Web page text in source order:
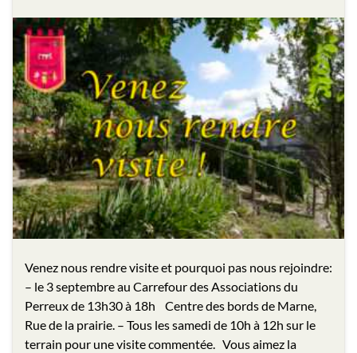
Venez nous rendre visite et pourquoi pas nous rejoindre:
– le 3 septembre au Carrefour des Associations du
Perreux de 13h30 à 18h Centre des bords de Marne,
Rue de la prairie. – Tous les samedi de 10h à 12h sur le
terrain pour une visite commentée. Vous aimez la